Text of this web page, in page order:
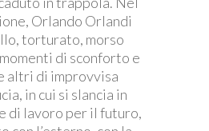
Orlando Orlandi
torturato, morso
di sconforto e
altri di improvvisa
in cui si slancia in
di lavoro per il futuro,